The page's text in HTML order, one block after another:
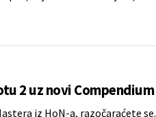
2 uz novi Compendium
iz HoN-a, razočaraćete se.